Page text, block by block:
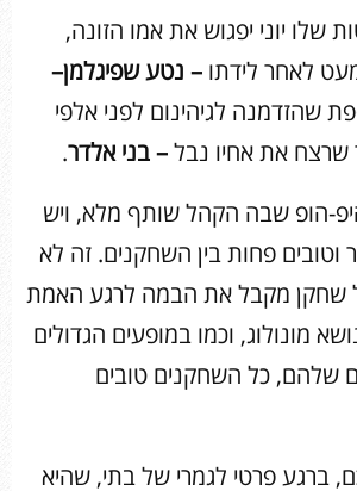
יוני יפגוש את אמו הזונה,
לאחר לידתו – נטע שפיגלמן–
שהזדמנה לגיהינום לפני אלפי
שרצח את אחיו נבל–בני אלדר.
הופ שבה הקהל שותף מלא, ויש
וטובים פחות בין השחקנים. זה לא
שחקן מקבל את הבמה לרגע האמת
מונולוג, וכמו במופעים הגדולים
שלהם, כל השחקנים טובים
ברגע פרטי לגמרי של בתי, שהיא